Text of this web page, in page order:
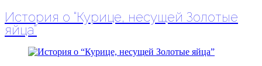
История о “Курице, несущей Золотые
яйца”